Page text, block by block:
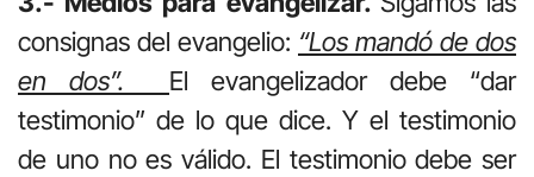
consignas del evangelio: “Los mandó de dos
en dos”. El evangelizador debe “dar
testimonio” de lo que dice. Y el testimonio
de uno no es válido. El testimonio debe ser